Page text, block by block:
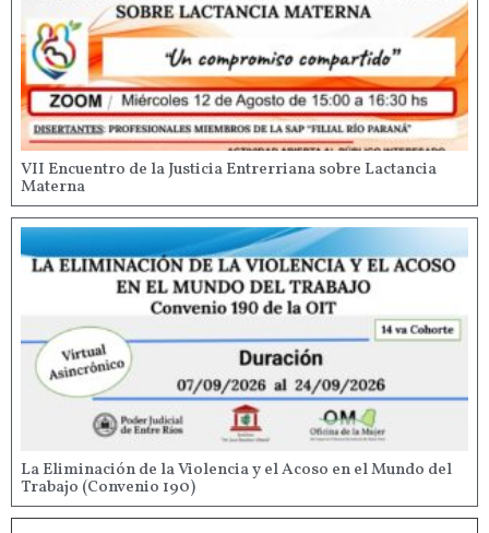
VII Encuentro de la Justicia Entrerriana sobre Lactancia
Materna
La Eliminación de la Violencia y el Acoso en el Mundo del
Trabajo (Convenio 190)